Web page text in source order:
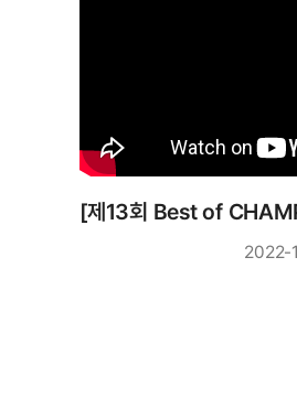
[제13회 Best of
2022-